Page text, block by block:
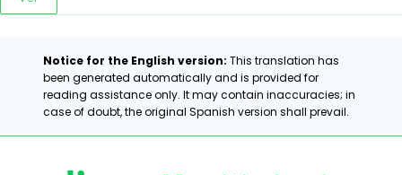
Notice for the English version: This translation has
been generated automatically and is provided for
reading assistance only. It may contain inaccuracies; in
case of doubt, the original Spanish version shall prevail.